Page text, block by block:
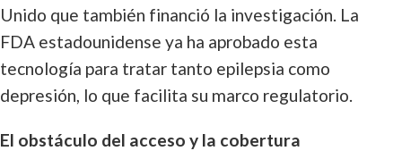
Unido que también financió la investigación. La
FDA estadounidense ya ha aprobado esta
tecnología para tratar tanto epilepsia como
depresión, lo que facilita su marco regulatorio.
El obstáculo del acceso y la cobertura